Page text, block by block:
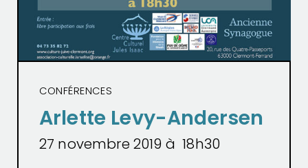
CONFÉRENCES
Arlette Levy-Andersen
27 novembre 2019 à 18h30